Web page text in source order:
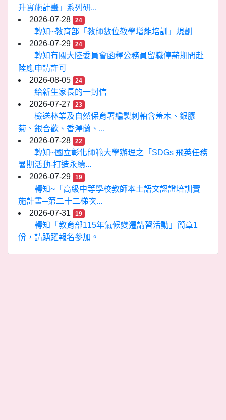
升實施計畫」系列研...
2026-07-28
24
轉知~教育部「教師數位教學增能培訓」規劃
2026-07-29
24
轉知有關大陸委員會函釋公務員留職停薪期間赴
陸應申請許可
2026-08-05
24
給新生家長的一封信
2026-07-27
23
檢送林業及自然保育署編製刺軸含羞木、銀膠
菊、銀合歡、香澤蘭、...
2026-07-28
22
轉知~國立彰化師範大學辦理之「SDGs 飛英任務
暑期活動-打造永續...
2026-07-29
19
轉知~「高級中等學校教師本土語文認證培訓實
施計畫─第二十二梯次...
2026-07-31
19
轉知「教育部115年氣候變遷講習活動」簡章1
份，請踴躍報名參加。